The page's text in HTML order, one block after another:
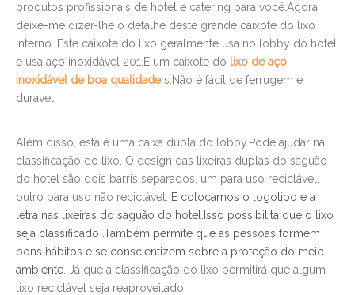
produtos profissionais de hotel e catering para você.Agora
deixe-me dizer-lhe o detalhe deste grande caixote do lixo
interno. Este caixote do lixo geralmente usa no lobby do hotel
e usa aço inoxidável 201.É um caixote do lixo de aço
inoxidável de boa qualidades.Não é fácil de ferrugem e
durável.
Além disso, esta é uma caixa dupla do lobby.Pode ajudar na
classificação do lixo. O design das lixeiras duplas do saguão
do hotel são dois barris separados, um para uso reciclável,
outro para uso não reciclável.
E colocamos o logotipo e a
letra nas lixeiras do saguão do hotel.Isso possibilita que o
lixo
seja classificado .Também permite que as pessoas formem
bons hábitos e se conscientizem sobre a proteção do meio
ambiente.
Já que a classificação do lixo permitirá que algum
lixo reciclável seja reaproveitado.